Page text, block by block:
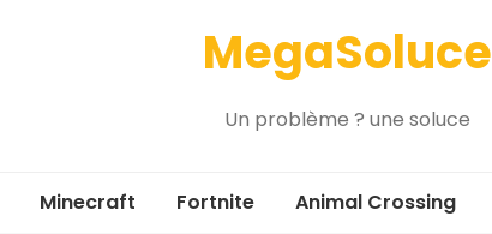
MegaSoluce
Un problème ? une soluce
Minecraft Fortnite Animal Crossing